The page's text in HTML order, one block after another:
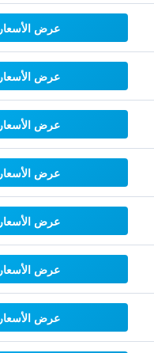
عرض الأسعار
عرض الأسعار
عرض الأسعار
عرض الأسعار
عرض الأسعار
عرض الأسعار
عرض الأسعار